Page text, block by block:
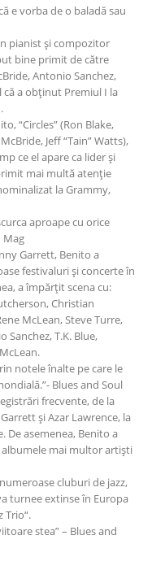
e vorba de o baladă sau
pianist și compozitor
bine primit de către
Antonio Sanchez,
că a obţinut Premiul I la
“Circles” (Ron Blake,
Jeff “Tain” Watts),
ce el apare ca lider și
mai multă atenţie
la Grammy,
aproape cu orice
Mag
Garrett, Benito a
festivaluri și concerte în
a împărţit scena cu:
Christian
McLean, Steve Turre,
Sanchez, T.K. Blue,
notele înalte pe care le
Blues and Soul
frecvente, de la
și Azar Lawrence, la
De asemenea, Benito a
mai multor artiști
cluburi de jazz,
turnee extinse în Europa
Trio“.
stea” – Blues and